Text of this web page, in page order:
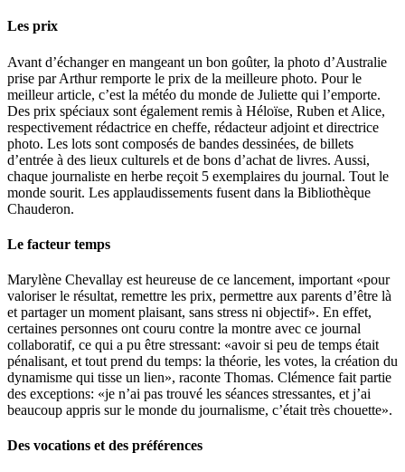
Les prix
Avant d’échanger en mangeant un bon goûter, la photo d’Australie
prise par Arthur remporte le prix de la meilleure photo. Pour le
meilleur article, c’est la météo du monde de Juliette qui l’emporte.
Des prix spéciaux sont également remis à Héloïse, Ruben et Alice,
respectivement rédactrice en cheffe, rédacteur adjoint et directrice
photo. Les lots sont composés de bandes dessinées, de billets
d’entrée à des lieux culturels et de bons d’achat de livres. Aussi,
chaque journaliste en herbe reçoit 5 exemplaires du journal. Tout le
monde sourit. Les applaudissements fusent dans la Bibliothèque
Chauderon.
Le facteur temps
Marylène Chevallay est heureuse de ce lancement, important «pour
valoriser le résultat, remettre les prix, permettre aux parents d’être là
et partager un moment plaisant, sans stress ni objectif». En effet,
certaines personnes ont couru contre la montre avec ce journal
collaboratif, ce qui a pu être stressant: «avoir si peu de temps était
pénalisant, et tout prend du temps: la théorie, les votes, la création du
dynamisme qui tisse un lien», raconte Thomas. Clémence fait partie
des exceptions: «je n’ai pas trouvé les séances stressantes, et j’ai
beaucoup appris sur le monde du journalisme, c’était très chouette».
Des vocations et des préférences